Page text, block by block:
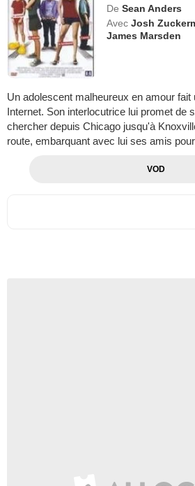
De Sean Anders
Avec Josh
James Marsden
Un adolescent malheureux en amour fait
Internet. Son interlocutrice lui promet de
chercher depuis Chicago jusqu'à
route, embarquant avec lui ses amis
VOD